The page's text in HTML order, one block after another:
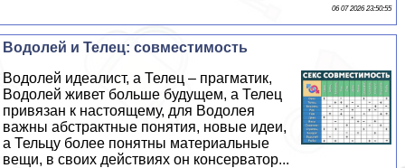
06 07 2026 23:50:55
Водолей и Телец: совместимость
Водолей идеалист, а Телец – прагматик,
Водолей живет больше будущем, а Телец
привязан к настоящему, для Водолея
важны абстpaктные понятия, новые идеи,
а Тельцу более понятны материальные
вещи, в своих действиях он консерватор...